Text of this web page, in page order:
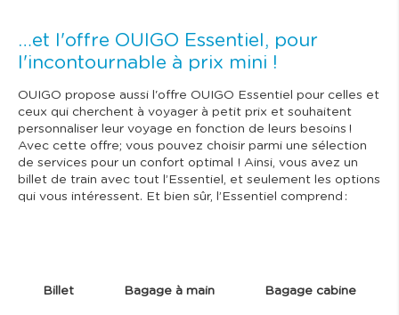
…et l'offre OUIGO Essentiel, pour
l'incontournable à prix mini !
OUIGO propose aussi l'offre OUIGO Essentiel pour celles et
ceux qui cherchent à voyager à petit prix et souhaitent
personnaliser leur voyage en fonction de leurs besoins !
Avec cette offre; vous pouvez choisir parmi une sélection
de services pour un confort optimal ! Ainsi, vous avez un
billet de train avec tout l’Essentiel, et seulement les options
qui vous intéressent. Et bien sûr, l’Essentiel comprend :
Billet Bagage à main Bagage cabine